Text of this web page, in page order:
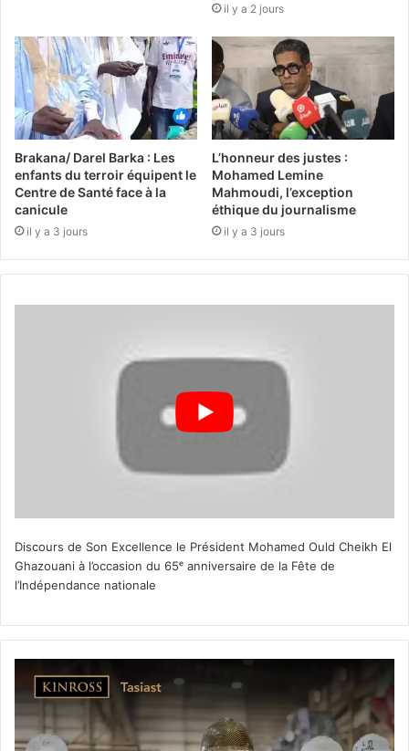
il y a 2 jours
Brakana/ Darel Barka : Les
enfants du terroir équipent le
Centre de Santé face à la
canicule
il y a 3 jours
L’honneur des justes :
Mohamed Lemine
Mahmoudi, l’exception
éthique du journalisme
il y a 3 jours
Discours de Son Excellence le Président Mohamed Ould Cheikh El
Ghazouani à l’occasion du 65ᵉ anniversaire de la Fête de
l’Indépendance nationale